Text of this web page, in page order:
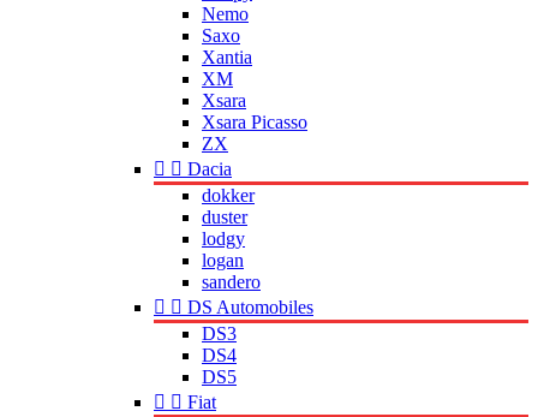
Nemo
Saxo
Xantia
XM
Xsara
Xsara Picasso
ZX
  Dacia
dokker
duster
lodgy
logan
sandero
  DS Automobiles
DS3
DS4
DS5
  Fiat